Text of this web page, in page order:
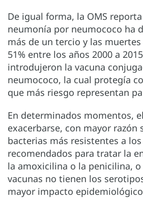
De igual forma, la OMS
neumonía por neumococo ha
más de un tercio y las
51% entre los años 2000 a
introdujeron la vacuna
neumococo, la cual protegía
que más riesgo representan
En determinados momentos,
exacerbarse, con mayor razón
bacterias más resistentes a
recomendados para tratar la
la amoxicilina o la penicilina, o
vacunas no tienen los
mayor impacto